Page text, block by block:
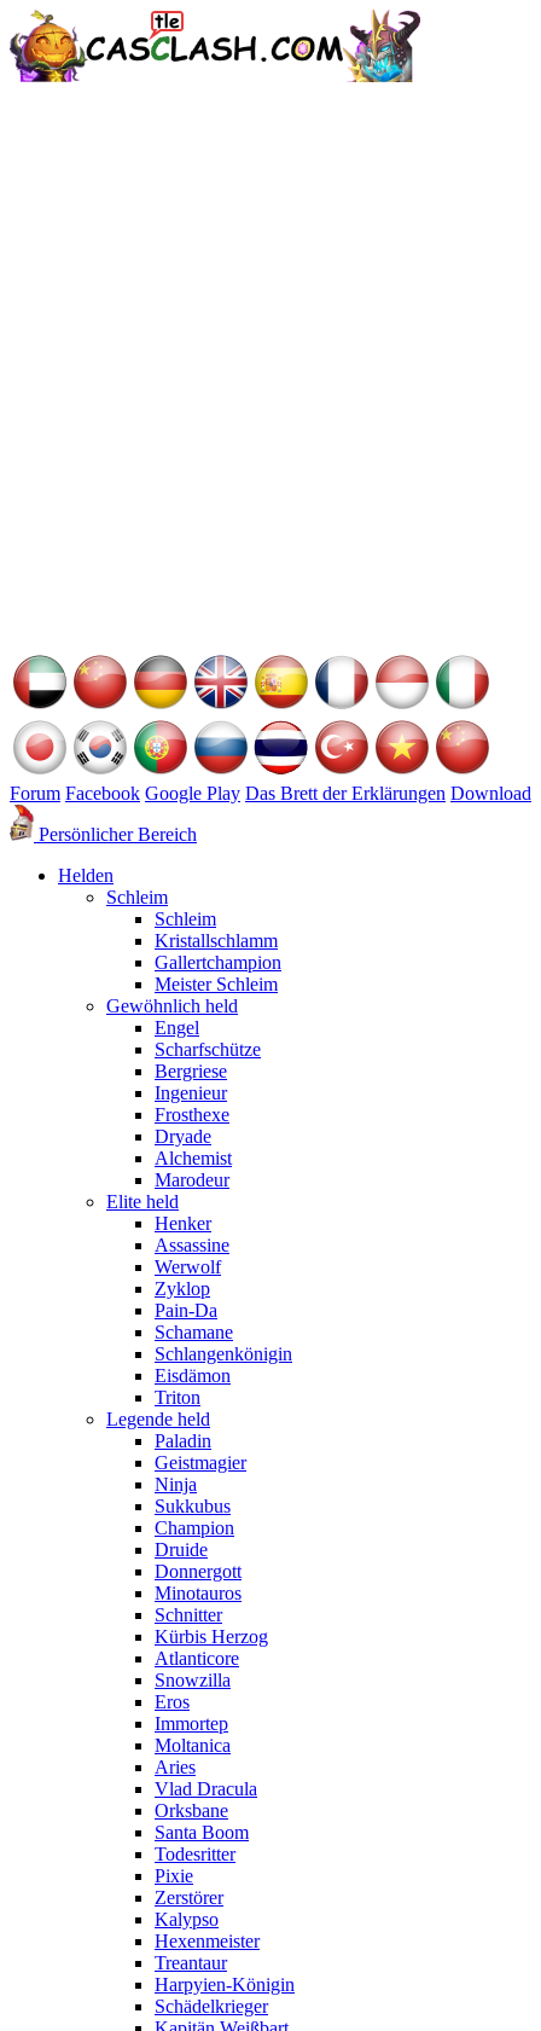
Forum Facebook Google Play Das Brett der Erklärungen Download
Persönlicher Bereich
Helden
Schleim
Schleim
Kristallschlamm
Gallertchampion
Meister Schleim
Gewöhnlich held
Engel
Scharfschütze
Bergriese
Ingenieur
Frosthexe
Dryade
Alchemist
Marodeur
Elite held
Henker
Assassine
Werwolf
Zyklop
Pain-Da
Schamane
Schlangenkönigin
Eisdämon
Triton
Legende held
Paladin
Geistmagier
Ninja
Sukkubus
Champion
Druide
Donnergott
Minotauros
Schnitter
Kürbis Herzog
Atlanticore
Snowzilla
Eros
Immortep
Moltanica
Aries
Vlad Dracula
Orksbane
Santa Boom
Todesritter
Pixie
Zerstörer
Kalypso
Hexenmeister
Treantaur
Harpyien-Königin
Schädelkrieger